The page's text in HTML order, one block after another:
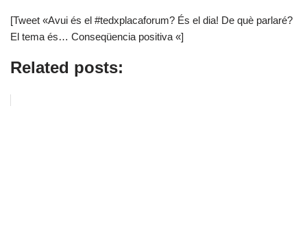
[Tweet «Avui és el #tedxplacaforum? És el dia! De què parlaré?
El tema és… Conseqüencia positiva «]
Related posts: